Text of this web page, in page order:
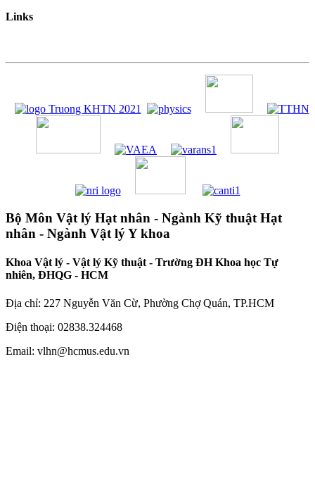
Links
Bộ Môn Vật lý Hạt nhân - Ngành Kỹ thuật Hạt
nhân - Ngành Vật lý Y khoa
Khoa Vật lý - Vật lý Kỹ thuật - Trường ĐH Khoa học Tự
nhiên, ĐHQG - HCM
Địa chỉ: 227 Nguyễn Văn Cừ, Phường Chợ Quán, TP.HCM
Điện thoại: 02838.324468
Email: vlhn@hcmus.edu.vn